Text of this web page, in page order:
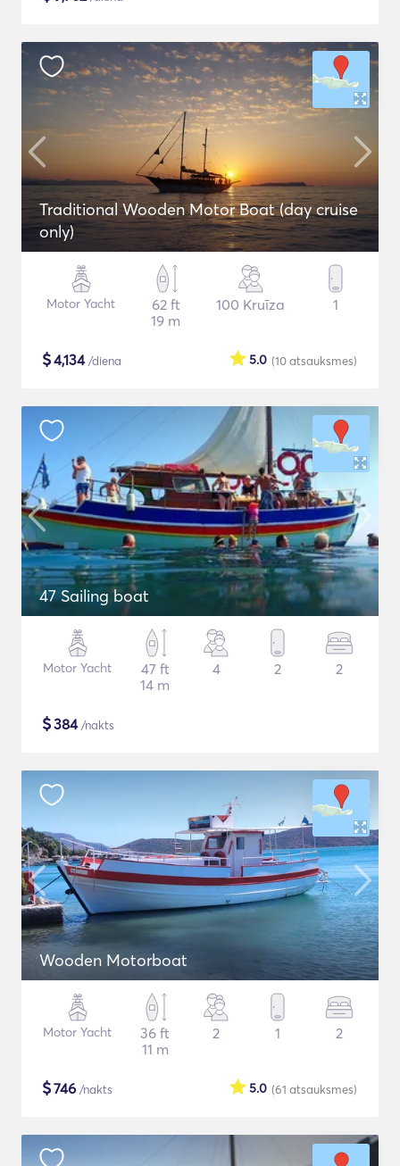
Traditional Wooden Motor Boat (day cruise
only)
Motor Yacht
62 ft
19 m
100 Kruīza 1
$4,134/diena (10atsauksmes)
5.0
47 Sailing boat
Motor Yacht
47 ft
14 m
4 2 2
$384/nakts
Wooden Motorboat
Motor Yacht
36 ft
11 m
2 1 2
$746 /nakts (61 atsauksmes)
5.0